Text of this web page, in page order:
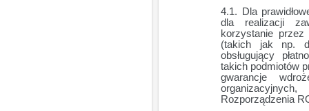
Dla
dla realizacji
korzystanie przez
(takich jak np.
obsługujący
takich podmiotów
gwarancje
Rozporządzenia